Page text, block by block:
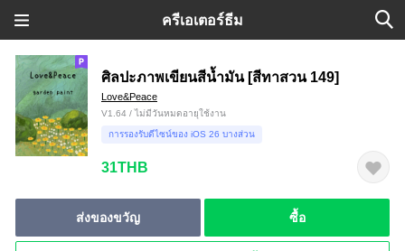
ครีเอเตอร์ธีม
ศิลปะภาพเขียนสีน้ำมัน [สีทาสวน 149]
Love&Peace
V1.64 / ไม่มีวันหมดอายุใช้งาน
การรองรับดีไซน์ของ iOS 26 บางส่วน
31THB
ส่งของขวัญ ซื้อ